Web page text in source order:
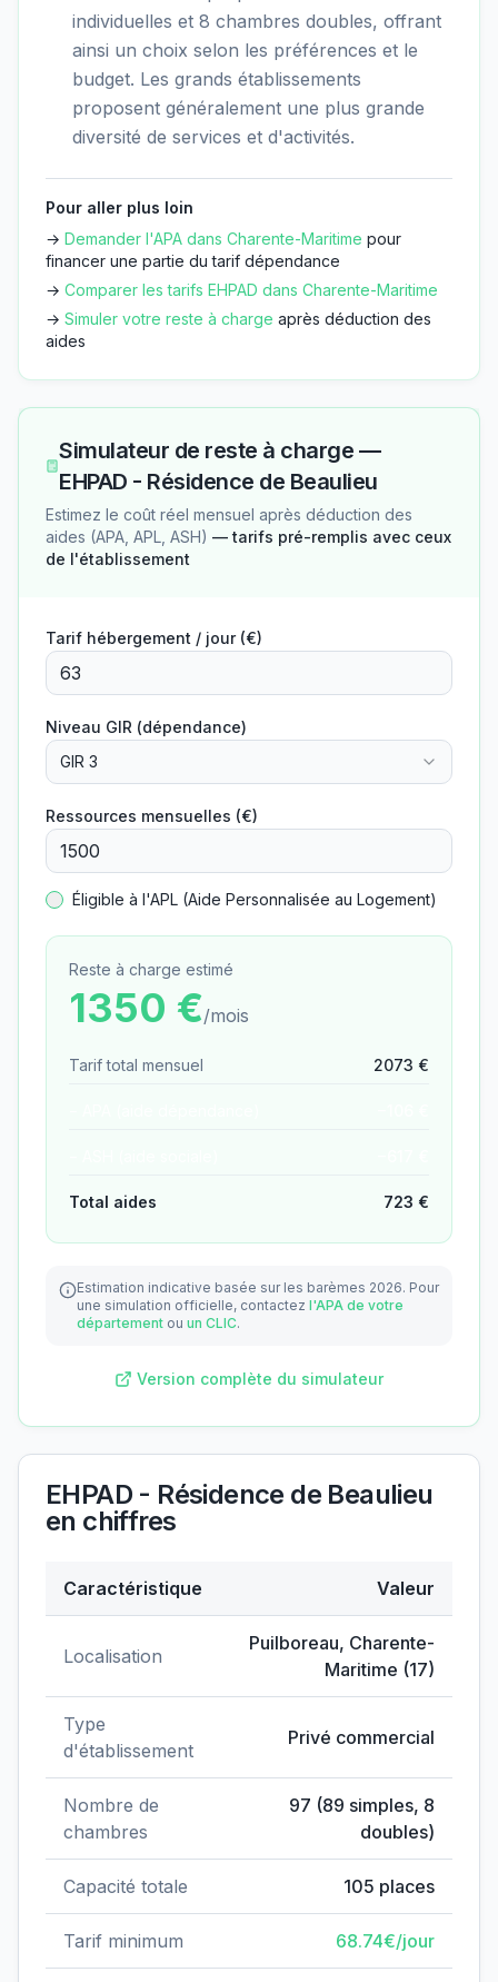
individuelles et 8 chambres doubles, offrant
ainsi un choix selon les préférences et le
budget. Les grands établissements
proposent généralement une plus grande
diversité de services et d'activités.
Pour aller plus loin
→ Demander l'APA dans Charente-Maritime pour
financer une partie du tarif dépendance
→ Comparer les tarifs EHPAD dans Charente-Maritime
→ Simuler votre reste à charge après déduction des
aides
Simulateur de reste à charge —
EHPAD - Résidence de Beaulieu
Estimez le coût réel mensuel après déduction des
aides (APA, APL, ASH) — tarifs pré-remplis avec ceux
de l'établissement
Tarif hébergement / jour (€)
Niveau GIR (dépendance)
GIR 3
Ressources mensuelles (€)
Éligible à l'APL (Aide Personnalisée au Logement)
Reste à charge estimé
1350 €/mois
Tarif total mensuel 2073 €
Total aides 723 €
Estimation indicative basée sur les barèmes 2026. Pour
une simulation officielle, contactez l'APA de votre
département ou un CLIC.
Version complète du simulateur
EHPAD - Résidence de Beaulieu
en chiffres
Caractéristique Valeur
Localisation
Puilboreau, Charente-
Maritime (17)
Type
d'établissement
Privé commercial
Nombre de
chambres
97 (89 simples, 8
doubles)
Capacité totale 105 places
Tarif minimum 68.74€/jour